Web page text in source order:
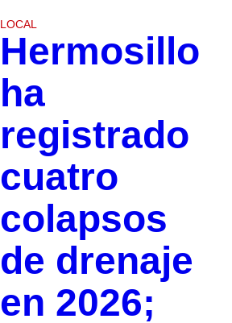
LOCAL
Hermosillo
ha
registrado
cuatro
colapsos
de drenaje
en 2026;